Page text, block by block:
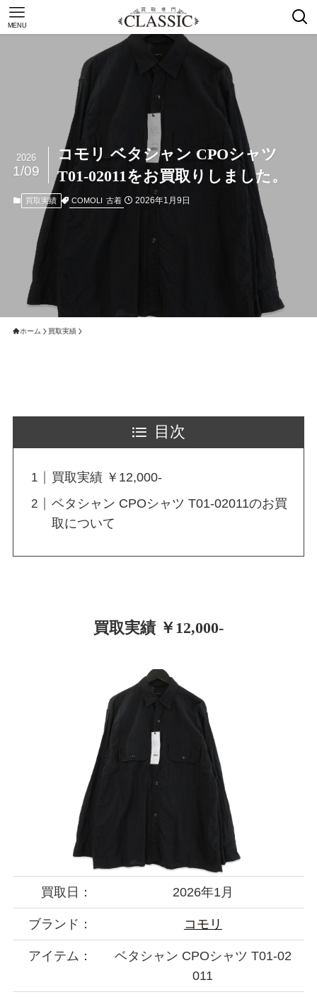
MENU
コモリ ベタシャン CPOシャツ
T01-02011をお買取りしました。
2026
1/09
買取実績 COMOLI 古着 2026年1月9日
ホーム 買取実績
目次
買取実績 ￥12,000-
ベタシャン CPOシャツ T01-02011のお買
取について
買取実績 ￥12,000-
買取日： 2026年1月
ブランド： コモリ
アイテム：
ベタシャン CPOシャツ T01-02
011